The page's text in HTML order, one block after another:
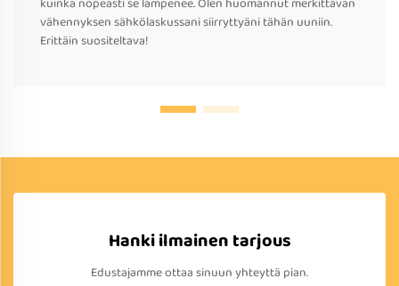
vähennyksen sähkölaskussani siirryttyäni tähän uuniin.
Erittäin suositeltava!
Hanki ilmainen tarjous
Edustajamme ottaa sinuun yhteyttä pian.